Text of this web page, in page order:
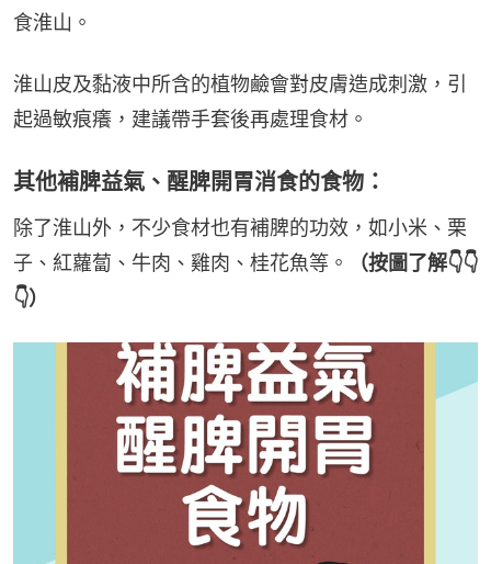
食淮山。
淮山皮及黏液中所含的植物鹼會對皮膚造成刺激，引
起過敏痕癢，建議帶手套後再處理食材。
其他補脾益氣、醒脾開胃消食的食物：
除了淮山外，不少食材也有補脾的功效，如小米、栗
子、紅蘿蔔、牛肉、雞肉、桂花魚等。
（按圖了解👇👇
👇）